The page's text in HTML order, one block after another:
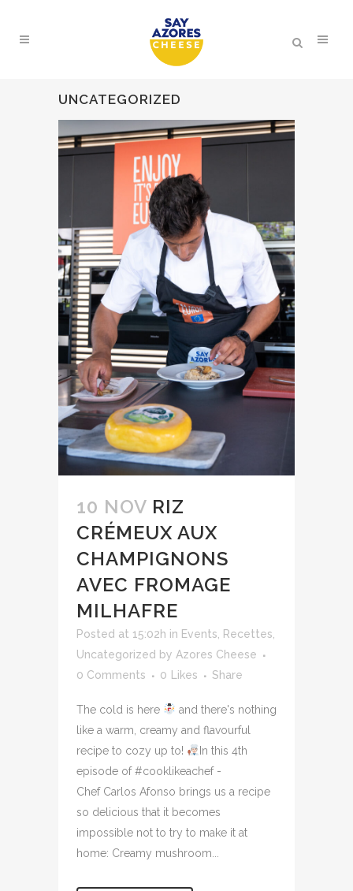
UNCATEGORIZED
10 NOV RIZ
CRÉMEUX AUX
CHAMPIGNONS
AVEC FROMAGE
MILHAFRE
Posted at 15:02h in Events Recettes
Uncategorized by Azores Cheese
0 Comments
0 Likes Share
The cold is here
and there's nothing
like a warm, creamy and flavourful
recipe to cozy up to!
In this 4th
episode of #cooklikeachef -
Chef Carlos Afonso brings us a recipe
so delicious that it becomes
impossible not to try to make it at
home: Creamy mushroom...